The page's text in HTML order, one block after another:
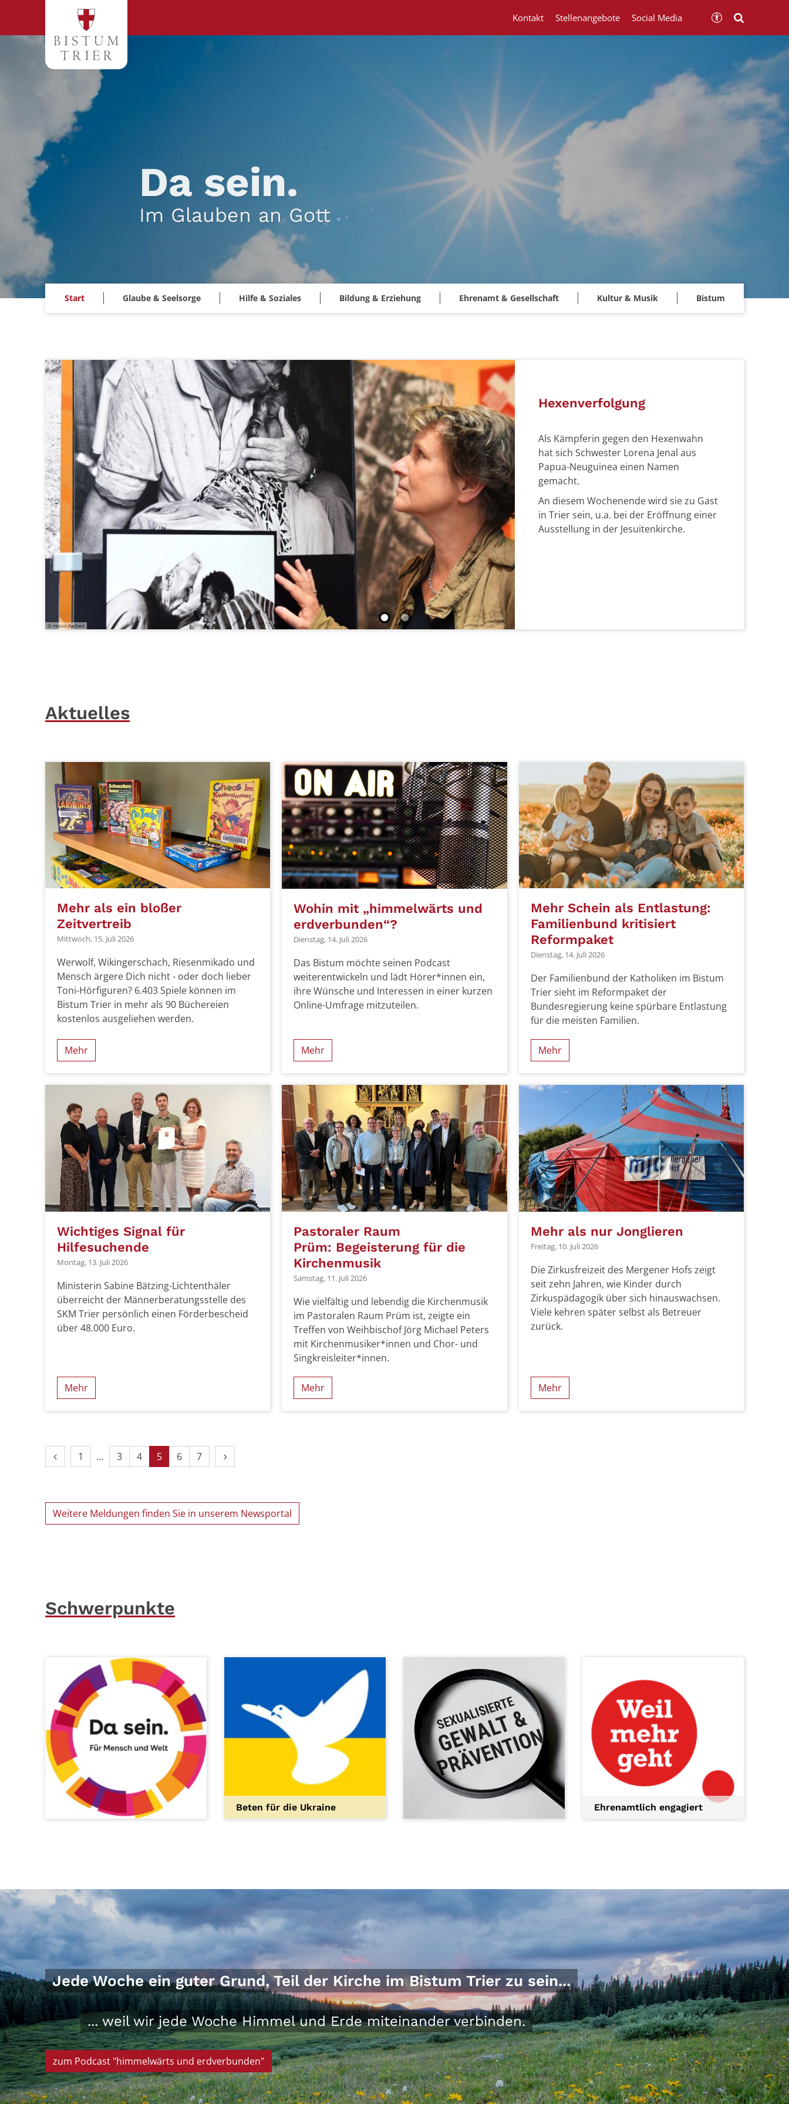
Zum Inhalt springen
Da sein.
Im Glauben an Gott
Start Glaube & Seelsorge Hilfe & Soziales Bildung & Erziehung Ehrenamt & Gesellschaft Kultur & Musik Bistum
Kontakt Stellenangebote Social Media
© missio Aachen
Hexenverfolgung
Als Kämpferin gegen den Hexenwahn
hat sich Schwester Lorena Jenal aus
Papua-Neuguinea einen Namen
gemacht.
An diesem Wochenende wird sie zu Gast
in Trier sein, u.a. bei der Eröffnung einer
Ausstellung in der Jesuitenkirche.
Aktuelles
Mehr als ein bloßer
Zeitvertreib
Mittwoch, 15. Juli 2026
Werwolf, Wikingerschach, Riesenmikado und
Mensch ärgere Dich nicht - oder doch lieber
Toni-Hörfiguren? 6.403 Spiele können im
Bistum Trier in mehr als 90 Büchereien
kostenlos ausgeliehen werden.
Mehr
Wohin mit „himmelwärts und
erdverbunden“?
Dienstag, 14. Juli 2026
Das Bistum möchte seinen Podcast
weiterentwickeln und lädt Hörer*innen ein,
ihre Wünsche und Interessen in einer kurzen
Online-Umfrage mitzuteilen.
Mehr
Mehr Schein als Entlastung:
Familienbund kritisiert
Reformpaket
Dienstag, 14. Juli 2026
Der Familienbund der Katholiken im Bistum
Trier sieht im Reformpaket der
Bundesregierung keine spürbare Entlastung
für die meisten Familien.
Mehr
Wichtiges Signal für
Hilfesuchende
Montag, 13. Juli 2026
Ministerin Sabine Bätzing-Lichtenthäler
überreicht der Männerberatungsstelle des
SKM Trier persönlich einen Förderbescheid
über 48.000 Euro.
Mehr
Pastoraler Raum
Prüm: Begeisterung für die
Kirchenmusik
Samstag, 11. Juli 2026
Wie vielfältig und lebendig die Kirchenmusik
im Pastoralen Raum Prüm ist, zeigte ein
Treffen von Weihbischof Jörg Michael Peters
mit Kirchenmusiker*innen und Chor- und
Singkreisleiter*innen.
Mehr
Mehr als nur Jonglieren
Freitag, 10. Juli 2026
Die Zirkusfreizeit des Mergener Hofs zeigt
seit zehn Jahren, wie Kinder durch
Zirkuspädagogik über sich hinauswachsen.
Viele kehren später selbst als Betreuer
zurück.
Mehr
Vorherige Seite
Erste Seite
1 3 4 5 6 7 Nächste Seite
Weitere Meldungen finden Sie in unserem Newsportal
Schwerpunkte
Beten für die Ukraine Ehrenamtlich engagiert
Jede Woche ein guter Grund, Teil der Kirche im Bistum Trier zu sein...
... weil wir jede Woche Himmel und Erde miteinander verbinden.
zum Podcast "himmelwärts und erdverbunden"